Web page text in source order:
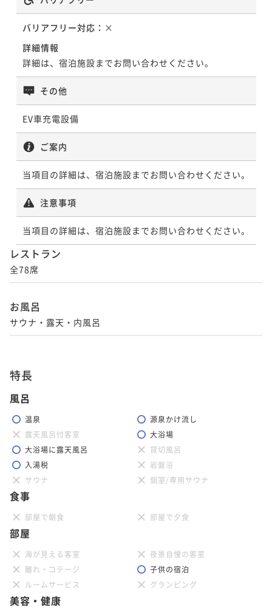
バリアフリー対応： ×
詳細情報
詳細は、宿泊施設までお問い合わせください。
その他
EV車充電設備
ご案内
当項目の詳細は、宿泊施設までお問い合わせください。
注意事項
当項目の詳細は、宿泊施設までお問い合わせください。
レストラン
全78席
お風呂
特長
風呂
温泉
源泉かけ流し
露天風呂付客室
大浴場
大浴場に露天風呂
貸切風呂
入湯税
岩盤浴
サウナ
個室/専用サウナ
食事
部屋で朝食 部屋で夕食
部屋
海が見える客室
夜景自慢の客室
離れ・コテージ
子供の宿泊
ルームサービス
グランピング
美容・健康